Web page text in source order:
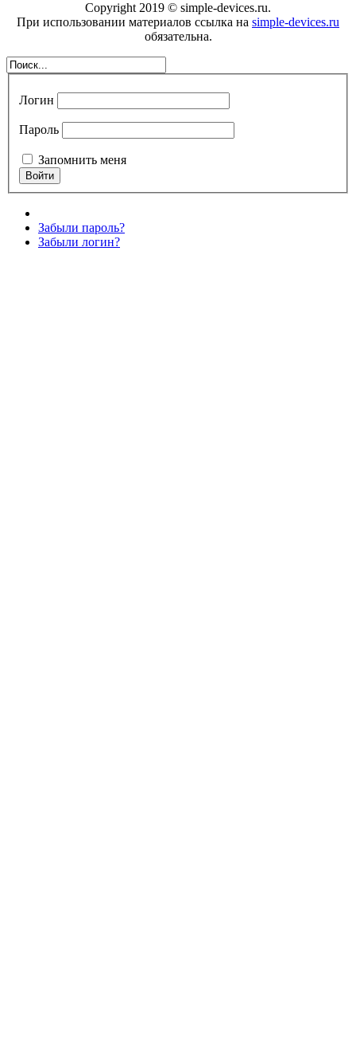
Copyright 2019 © simple-devices.ru.
При использовании материалов ссылка на simple-devices.ru
обязательна.
Логин
Пароль
Запомнить меня
Забыли пароль?
Забыли логин?